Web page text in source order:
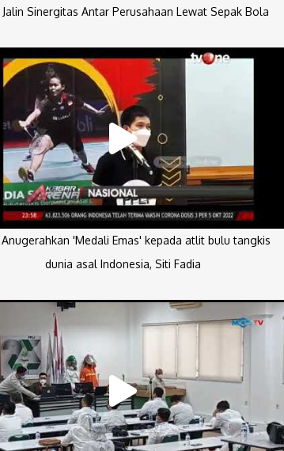
Jalin Sinergitas Antar Perusahaan Lewat Sepak Bola
Anugerahkan 'Medali Emas' kepada atlit bulu tangkis
dunia asal Indonesia, Siti Fadia